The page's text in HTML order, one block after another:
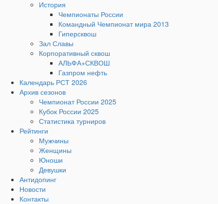
История
Чемпионаты России
Командный Чемпионат мира 2013
Гиперсквош
Зал Славы
Корпоративный сквош
АЛЬФА+СКВОШ
Газпром нефть
Календарь РСТ 2026
Архив сезонов
Чемпионат России 2025
Кубок России 2025
Статистика турниров
Рейтинги
Мужчины
Женщины
Юноши
Девушки
Антидопинг
Новости
Контакты